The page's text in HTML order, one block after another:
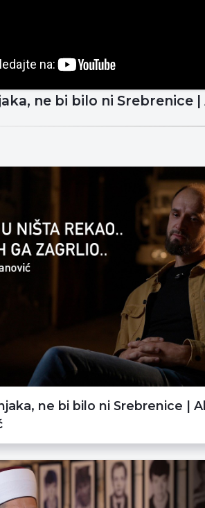
ne bi bilo ni Srebrenice
ne bi bilo ni Srebrenice |